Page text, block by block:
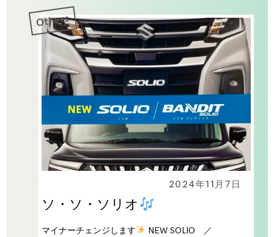
2024年11月7日
ソ・ソ・ソリオ
マイナーチェンジします
NEW SOLIO ／
Others